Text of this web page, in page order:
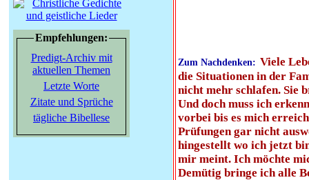
Empfehlungen:
Predigt-Archiv mit
aktuellen Themen
Letzte Worte
Zitate und Sprüche
tägliche Bibellese
Zum Nachdenken: Viele
die Situationen in der
nicht mehr schlafen. Sie
Und doch muss ich
vorbei bis es mich
Prüfungen gar nicht
hingestellt wo ich jetzt
mir meint. Ich möchte
Demütig bringe ich alle